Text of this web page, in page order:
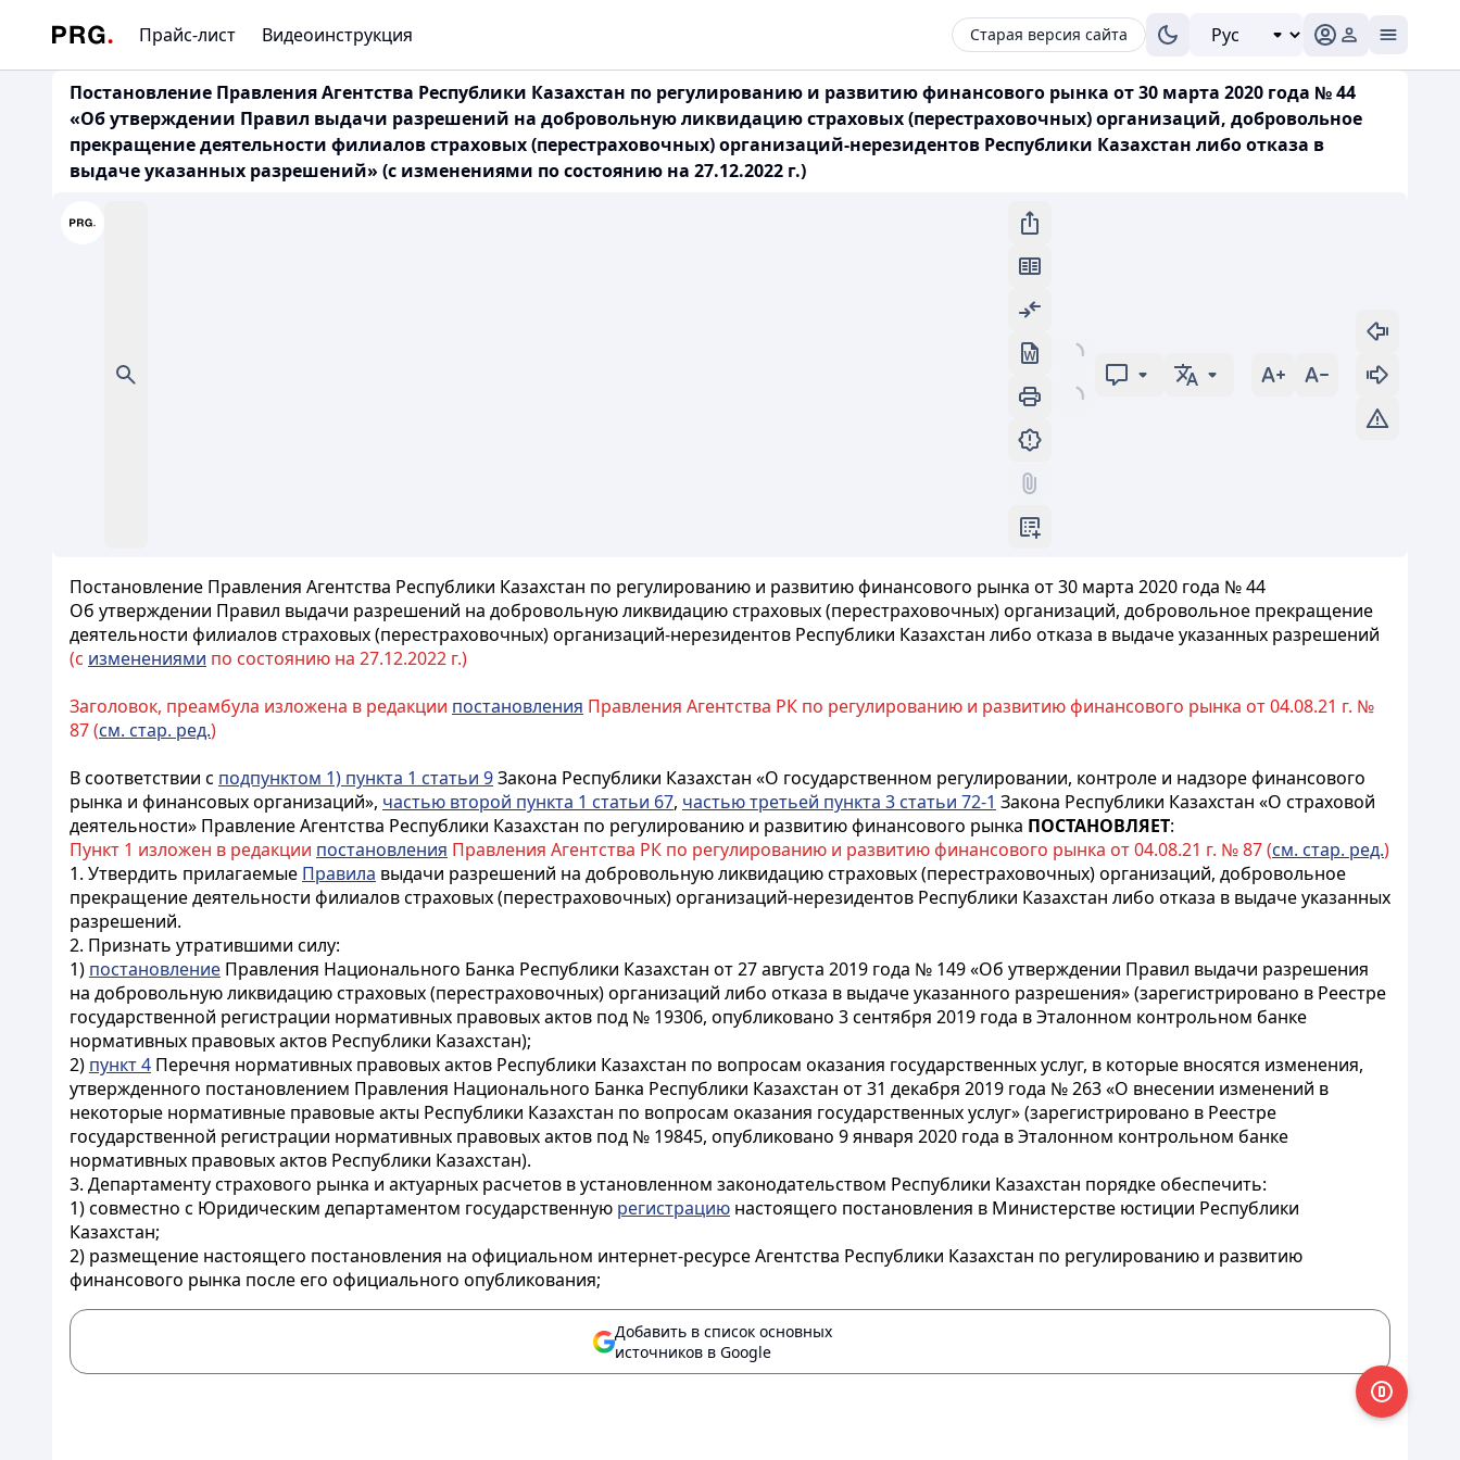
Прайс-лист Видеоинструкция Старая версия сайта
Постановление Правления Агентства Республики Казахстан по регулированию и развитию финансового рынка от 30 марта 2020 года № 44
«Об утверждении Правил выдачи разрешений на добровольную ликвидацию страховых (перестраховочных) организаций, добровольное
прекращение деятельности филиалов страховых (перестраховочных) организаций-нерезидентов Республики Казахстан либо отказа в
выдаче указанных разрешений» (с изменениями по состоянию на 27.12.2022 г.)
Постановление Правления Агентства Республики Казахстан по регулированию и развитию финансового рынка от 30 марта 2020 года № 44
Об утверждении Правил выдачи разрешений на добровольную ликвидацию страховых (перестраховочных) организаций, добровольное прекращение
деятельности филиалов страховых (перестраховочных) организаций-нерезидентов Республики Казахстан либо отказа в выдаче указанных разрешений
(с изменениями по состоянию на 27.12.2022 г.)
Заголовок, преамбула изложена в редакции постановления Правления Агентства РК по регулированию и развитию финансового рынка от 04.08.21 г. №
87 (см. стар. ред.)
В соответствии с подпунктом 1) пункта 1 статьи 9Закона Республики Казахстан «О государственном регулировании, контроле и надзоре финансового
рынка и финансовых организаций», частью второй пункта 1 статьи 67, частью третьей пункта 3 статьи 72-1 Закона Республики Казахстан «О страховой
деятельности» Правление Агентства Республики Казахстан по регулированию и развитию финансового рынка ПОСТАНОВЛЯЕТ:
Пункт 1 изложен в редакции постановления Правления Агентства РК по регулированию и развитию финансового рынка от 04.08.21 г. № 87 (см. стар. ред.)
1. Утвердить прилагаемые Правила выдачи разрешений на добровольную ликвидацию страховых (перестраховочных) организаций, добровольное
прекращение деятельности филиалов страховых (перестраховочных) организаций-нерезидентов Республики Казахстан либо отказа в выдаче указанных
разрешений.
2. Признать утратившими силу:
1) постановление Правления Национального Банка Республики Казахстан от 27 августа 2019 года № 149 «Об утверждении Правил выдачи разрешения
на добровольную ликвидацию страховых (перестраховочных) организаций либо отказа в выдаче указанного разрешения» (зарегистрировано в Реестре
государственной регистрации нормативных правовых актов под № 19306, опубликовано 3 сентября 2019 года в Эталонном контрольном банке
нормативных правовых актов Республики Казахстан);
2) пункт 4 Перечня нормативных правовых актов Республики Казахстан по вопросам оказания государственных услуг, в которые вносятся изменения,
утвержденного постановлением Правления Национального Банка Республики Казахстан от 31 декабря 2019 года № 263 «О внесении изменений в
некоторые нормативные правовые акты Республики Казахстан по вопросам оказания государственных услуг» (зарегистрировано в Реестре
государственной регистрации нормативных правовых актов под № 19845, опубликовано 9 января 2020 года в Эталонном контрольном банке
нормативных правовых актов Республики Казахстан).
3. Департаменту страхового рынка и актуарных расчетов в установленном законодательством Республики Казахстан порядке обеспечить:
1) совместно с Юридическим департаментом государственную регистрацию настоящего постановления в Министерстве юстиции Республики
Казахстан;
2) размещение настоящего постановления на официальном интернет-ресурсе Агентства Республики Казахстан по регулированию и развитию
финансового рынка после его официального опубликования;
Добавить в список основных
источников в Google